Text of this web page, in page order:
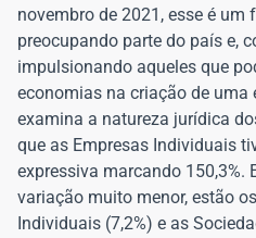
novembro de 2021, esse é um
preocupando parte do país e,
impulsionando aqueles que
economias na criação de uma
examina a natureza jurídica
que as Empresas Individuais
expressiva marcando 150,3%.
variação muito menor, estão
Individuais (7,2%) e as